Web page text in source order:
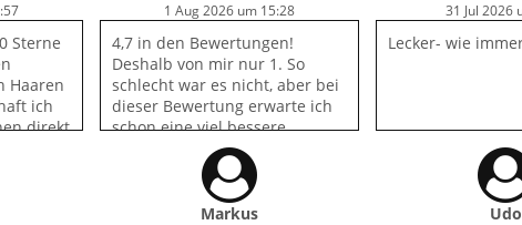
Sterne
Haaren
ich
direkt
2
!!
1 Aug 2026 um 15:28
4,7 in den Bewertungen!
Deshalb von mir nur 1. So
schlecht war es nicht, aber bei
dieser Bewertung erwarte ich
schon eine viel bessere
Qualität! Ich hatte 1 Single und
1 Jumbo, geliefert wurden 2
Single Pizzen. Das Essen liegt
bei mir bei einer 3
31 Jul 2026
Lecker- wie
Markus Udo